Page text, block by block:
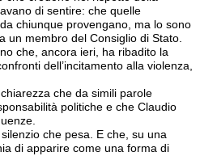
di sentire: che quelle
chiunque provengano, ma lo sono
un membro del Consiglio di Stato.
che, ancora ieri, ha ribadito la
dell’incitamento alla violenza,
che da simili parole
politiche e che Claudio
che pesa. E che, su una
di apparire come una forma di